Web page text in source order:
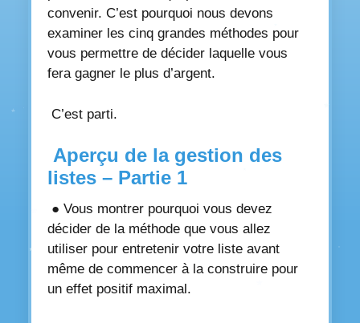
convenir. C’est pourquoi nous devons
examiner les cinq grandes méthodes pour
vous permettre de décider laquelle vous
fera gagner le plus d’argent.
C’est parti.
Aperçu de la gestion des
listes – Partie 1
● Vous montrer pourquoi vous devez
décider de la méthode que vous allez
utiliser pour entretenir votre liste avant
même de commencer à la construire pour
un effet positif maximal.